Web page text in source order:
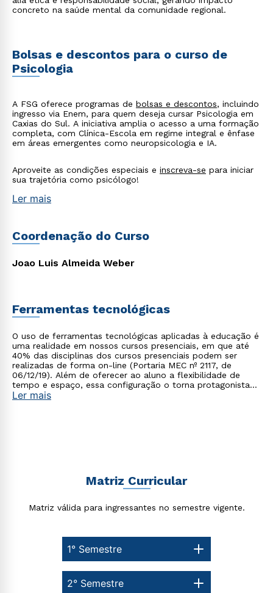
concreto na saúde mental da comunidade regional.
Bolsas e descontos para o curso de
Psicologia
A FSG oferece programas de bolsas e descontos, incluindo
ingresso via Enem, para quem deseja cursar Psicologia em
Caxias do Sul. A iniciativa amplia o acesso a uma formação
completa, com Clínica-Escola em regime integral e ênfase
em áreas emergentes como neuropsicologia e IA.
Aproveite as condições especiais e inscreva-se para iniciar
sua trajetória como psicólogo!
Ler mais
Coordenação do Curso
Joao Luis Almeida Weber
Ferramentas tecnológicas
O uso de ferramentas tecnológicas aplicadas à educação é
uma realidade em nossos cursos presenciais, em que até
40% das disciplinas dos cursos presenciais podem ser
realizadas de forma on-line (Portaria MEC nº 2117, de
06/12/19). Além de oferecer ao aluno a flexibilidade de
tempo e espaço, essa configuração o torna protagonista
no processo de construção do seu conhecimento.
Ler mais
Matriz Curricular
Matriz válida para ingressantes no semestre vigente.
1° Semestre
2° Semestre
ou
autorizo que meus dados sejam utilizados para o
envio de conteúdos da Cruzeiro do Sul.